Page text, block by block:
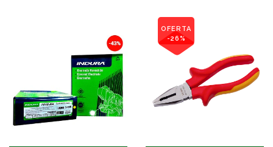
OFERTA
-26%